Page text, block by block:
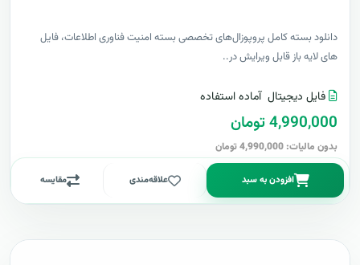
دانلود بسته کامل پروپوزال‌های تخصصی بسته امنیت فناوری اطلاعات، فایل
های لایه باز قابل ویرایش در..
فایل دیجیتال آماده استفاده
4,990,000 تومان
بدون مالیات: 4,990,000 تومان
افزودن به سبد علاقه‌مندی مقایسه